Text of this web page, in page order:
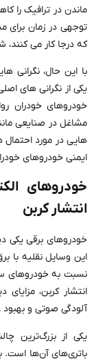
ماندن در ترافیک را
توجهی در زمان برای
که درجا کار می کنند،
با این حال، نگرانی
یکی از نگرانی های
خودروهای خودران
مشاغل در صنایعی
هایی در مورد احتمال
ایمنی خودروهای
خودروهای
انتشار کربن
خودروهای برقی
این وسایل نقلیه با
نسبت به خودروهای
انتشار کربن،
آلودگی صوتی و بهبود
یکی از بزرگ‌ترین
باتری‌های آن‌ها است.